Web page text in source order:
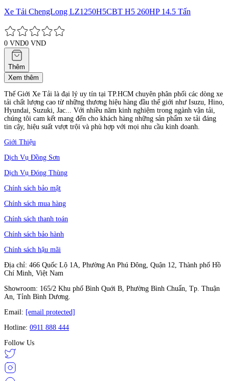
Xe Tải ChengLong LZ1250H5CBT H5 260HP 14.5 Tấn
0 VND0 VND
Thêm
Xem thêm
Thế Giới Xe Tải là đại lý uy tín tại TP.HCM chuyên phân phối các dòng xe
tải chất lượng cao từ những thương hiệu hàng đầu thế giới như Isuzu, Hino,
Hyundai, Suzuki, Jac... Với nhiều năm kinh nghiệm trong ngành vận tải,
chúng tôi cam kết mang đến cho khách hàng những sản phẩm xe tải đáng
tin cậy, hiệu suất vượt trội và phù hợp với mọi nhu cầu kinh doanh.
Giới Thiệu
Dịch Vụ Đồng Sơn
Dịch Vụ Đóng Thùng
Chính sách bảo mật
Chính sách mua hàng
Chính sách thanh toán
Chính sách bảo hành
Chính sách hậu mãi
Địa chỉ: 466 Quốc Lộ 1A, Phường An Phú Đông, Quận 12, Thành phố Hồ
Chí Minh, Việt Nam
Showroom: 165/2 Khu phố Bình Quới B, Phường Bình Chuẩn, Tp. Thuận
An, Tỉnh Bình Dương.
Email: [email protected]
Hotline: 0911 888 444
Follow Us